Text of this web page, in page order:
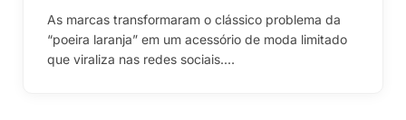
As marcas transformaram o clássico problema da
“poeira laranja” em um acessório de moda limitado
que viraliza nas redes sociais.…